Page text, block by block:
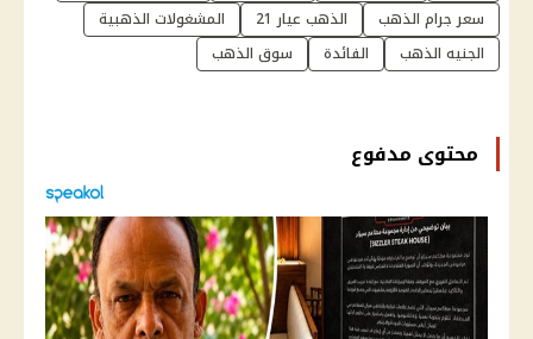
سعر جرام الذهب
الذهب عيار 21
المشغولات الذهبية
الجنيه الذهب
الفائدة سوق الذهب
محتوى مدفوع